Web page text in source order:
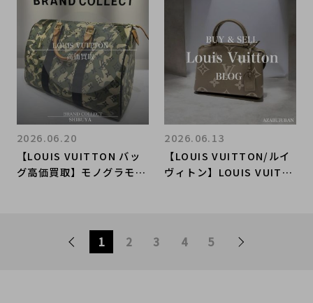
おります！
【LOUIS VUITTON バッ
グ高価買取】モノグラモフ
0％UPキャンペーン実施中
2026.06.20
【LOUIS VUITTON/ルイ
ヴィトン】LOUIS VUITT
2026.06.13
1 2 3 4 5